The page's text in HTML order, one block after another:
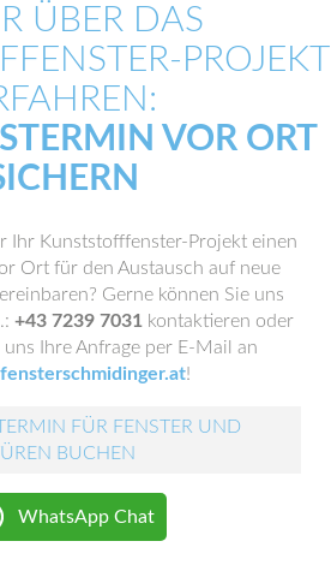
ÜBER DAS
PROJEKT
VOR ORT
Ihr Kunststofffenster-Projekt einen
Ort für den Austausch auf neue
Gerne können Sie uns
+43 7239 7031kontaktieren oder
uns Ihre Anfrage per E-Mail an
!
FÜR FENSTER UND
BUCHEN
WhatsApp Chat